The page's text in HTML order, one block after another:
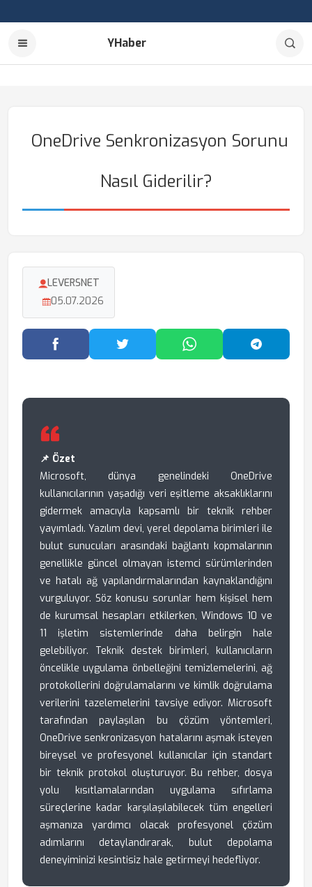
YHaber
OneDrive Senkronizasyon Sorunu
Nasıl Giderilir?
LEVERSNET
05.07.2026
Facebook'ta PaylaşTwitter'da PaylaşWhatsApp'ta Paylaş
📌 Özet
Microsoft, dünya genelindeki OneDrive
kullanıcılarının yaşadığı veri eşitleme aksaklıklarını
gidermek amacıyla kapsamlı bir teknik rehber
yayımladı. Yazılım devi, yerel depolama birimleri ile
bulut sunucuları arasındaki bağlantı kopmalarının
genellikle güncel olmayan istemci sürümlerinden
ve hatalı ağ yapılandırmalarından kaynaklandığını
vurguluyor. Söz konusu sorunlar hem kişisel hem
de kurumsal hesapları etkilerken, Windows 10 ve
11 işletim sistemlerinde daha belirgin hale
gelebiliyor. Teknik destek birimleri, kullanıcıların
öncelikle uygulama önbelleğini temizlemelerini, ağ
protokollerini doğrulamalarını ve kimlik doğrulama
verilerini tazelemelerini tavsiye ediyor. Microsoft
tarafından paylaşılan bu çözüm yöntemleri,
OneDrive senkronizasyon hatalarını aşmak isteyen
bireysel ve profesyonel kullanıcılar için standart
bir teknik protokol oluşturuyor. Bu rehber, dosya
yolu kısıtlamalarından uygulama sıfırlama
süreçlerine kadar karşılaşılabilecek tüm engelleri
aşmanıza yardımcı olacak profesyonel çözüm
adımlarını detaylandırarak, bulut depolama
deneyiminizi kesintisiz hale getirmeyi hedefliyor.